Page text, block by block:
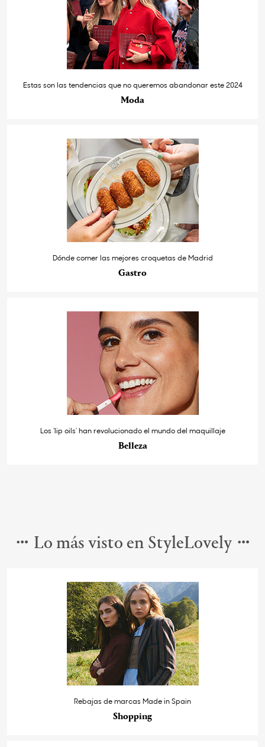
Estas son las tendencias que no queremos abandonar este 2024
Moda
Dónde comer las mejores croquetas de Madrid
Gastro
Los ‘lip oils’ han revolucionado el mundo del maquillaje
Belleza
Lo más visto en StyleLovely
Rebajas de marcas Made in Spain
Shopping